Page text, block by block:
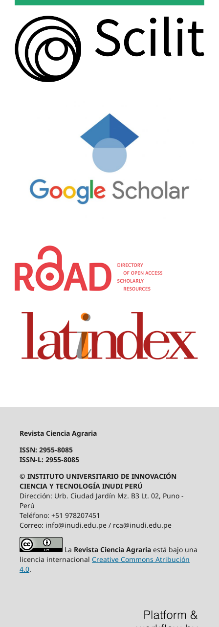
Revista Ciencia Agraria
ISSN: 2955-8085
ISSN-L: 2955-8085
© INSTITUTO UNIVERSITARIO DE INNOVACIÓN
CIENCIA Y TECNOLOGÍA INUDI PERÚ
Dirección: Urb. Ciudad Jardín Mz. B3 Lt. 02, Puno -
Perú
Teléfono: +51 978207451
Correo: info@inudi.edu.pe / rca@inudi.edu.pe
La Revista Ciencia Agraria está bajo una
licencia internacional Creative Commons Atribución
4.0.